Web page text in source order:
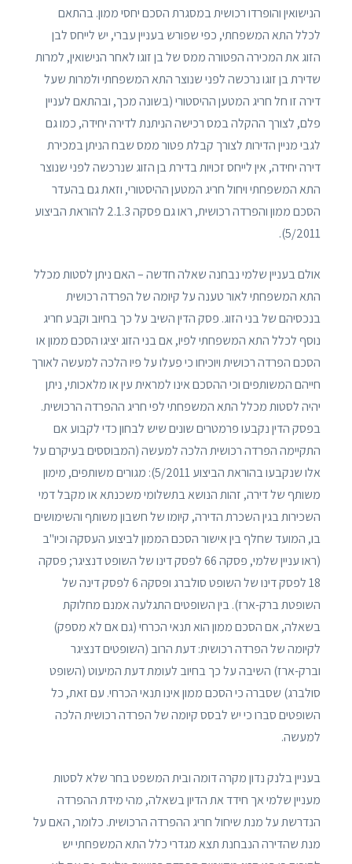
הנישואין והופרדו רכושית במסגרת הסכם יחסי ממון. בהתאם
לכלל התא המשפחתי, כפי שפורש בעניין עברי, יש לייחס לבן
הזוג את המכירה הפטורה ממס של בן זוגו לאחר הנישואין, למרות
שדירת בן זוגו נרכשה לפני שנוצר התא המשפחתי ולמרות שעל
דירה זו חל חריג המטען ההיסטורי (בשונה מכך, ובהתאם לעניין
פלם, לצורך ההקלה במס רכישה הניתנת לדירה יחידה, כמו גם
לגבי מניין הדירות לצורך קבלת פטור ממס שבח הניתן במכירת
דירה יחידה, אין לייחס זכויות בדירת בן הזוג שנרכשה לפני שנוצר
התא המשפחתי ויחול חריג המטען ההיסטורי, וזאת גם בהעדר
הסכם ממון והפרדה רכושית, ראו גם פסקה 2.1.3 להוראת הביצוע
5/2011).
אולם בעניין שלמי נבחנה שאלה חדשה – האם ניתן לסטות מכלל
התא המשפחתי לאור טענה על קיומה של הפרדה רכושית
בנכסיהם של בני הזוג. פסק הדין השיב על כך בחיוב וקבע חריג
נוסף לכלל התא המשפחתי לפיו, אם בני הזוג יציגו הסכם ממון או
הסכם הפרדה רכושית ויוכיחו כי פעלו על פיו הלכה למעשה לאורך
חייהם המשותפים וכי ההסכם אינו למראית עין או מלאכותי, ניתן
יהיה לסטות מכלל התא המשפחתי לפי חריג ההפרדה הרכושית.
בפסק הדין נקבעו פרמטרים שונים שיש לבחון כדי לקבוע אם
התקיימה הפרדה רכושית הלכה למעשה (המבוססים בעיקרם על
אלו שנקבעו בהוראת הביצוע 5/2011): מגורים משותפים, מימון
משותף של דירה, זהות הנושא בתשלומי משכנתא או מקבל דמי
השכירות בגין השכרת הדירה, קיומו של חשבון משותף והשימושים
בו, המועד שחלף בין אישור הסכם הממון לביצוע העסקה וכיו"ב
(ראו עניין שלמי, פסקה 66 לפסק דינו של השופט דנציגר; פסקה
18 לפסק דינו של השופט סולברג ופסקה 6 לפסק דינה של
השופטת ברק-ארז). בין השופטים התגלעה אמנם מחלוקת
בשאלה, אם הסכם ממון הוא תנאי הכרחי (גם אם לא מספק)
לקיומה של הפרדה רכושית: דעת הרוב (השופטים דנציגר
וברק-ארז) השיבה על כך בחיוב לעומת דעת המיעוט (השופט
סולברג) שסברה כי הסכם ממון אינו תנאי הכרחי. עם זאת, כל
השופטים סברו כי יש לבסס קיומה של הפרדה רכושית הלכה
למעשה.
בעניין בלנק נדון מקרה דומה ובית המשפט בחר שלא לסטות
מעניין שלמי אך חידד את הדיון בשאלה, מהי מידת ההפרדה
הנדרשת על מנת שיחול חריג ההפרדה הרכושית. כלומר, האם על
מנת שהדירה הנבחנת תצא מגדרי כלל התא המשפחתי יש